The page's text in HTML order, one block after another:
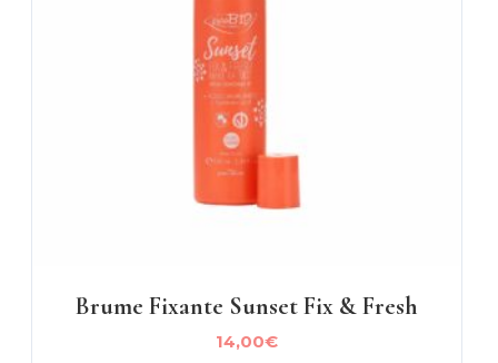
Brume Fixante Sunset Fix & Fresh
14,00€